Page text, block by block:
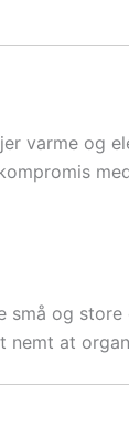
varme og
og store
at